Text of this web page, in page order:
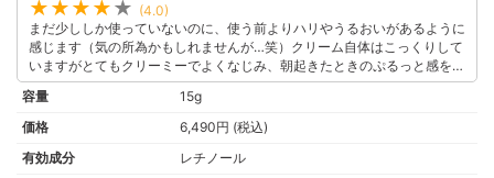
(4.0)
まだ少ししか使っていないのに、使う前よりハリやうるおいがあるように
感じます（気の所為かもしれませんが…笑）クリーム自体はこっくりして
いますがとてもクリーミーでよくなじみ、朝起きたときのぷるっと感を感
じられます。夜に塗って寝ると、朝の肌がさらに健康的に見える気も…。
敏感肌の私にも刺激がほとんどないのは嬉しいポイントです。
容量
15g
価格
6,490円 (税込)
有効成分
レチノール